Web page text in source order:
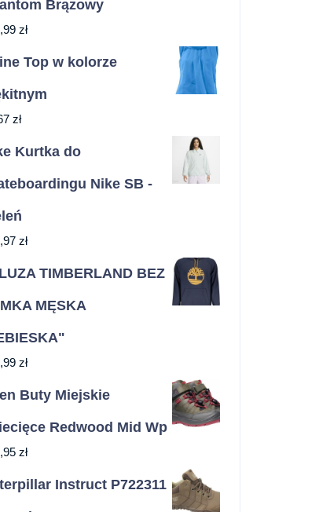
Brązowy
zł
Top w kolorze
zł
Kurtka do
Nike SB -
zł
TIMBERLAND BEZ
MĘSKA
zł
Buty Miejskie
Redwood Mid Wp
zł
Instruct P722311